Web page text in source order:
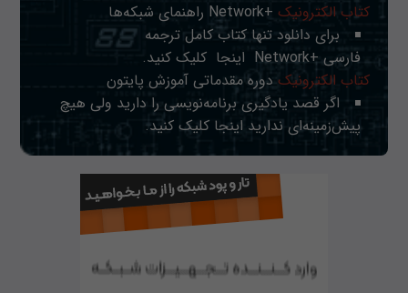
کتاب الکترونیک +Network راهنمای شبکه‌ها
برای دانلود تنها کتاب کامل ترجمه
فارسی +Network
اینجا کلیک کنید.
کتاب الکترونیک دوره مقدماتی آموزش پایتون
اگر قصد یادگیری برنامه‌نویسی را دارید ولی هیچ
پیش‌زمینه‌ای ندارید اینجا کلیک کنید.